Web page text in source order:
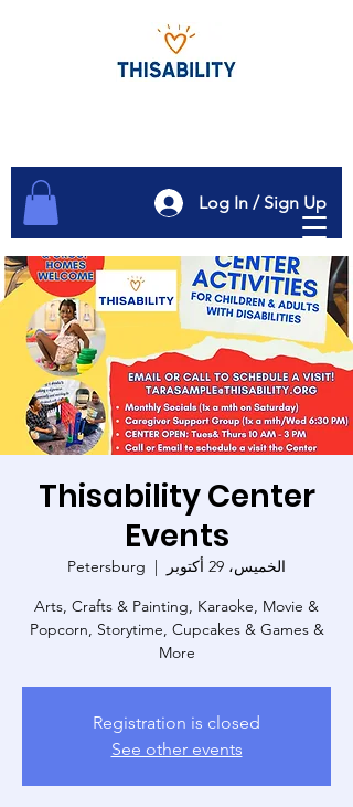
Log In / Sign Up
Thisability Center
Events
الخميس، 29 أكتوبر
  |
Petersburg
Arts, Crafts & Painting, Karaoke, Movie &
Popcorn, Storytime, Cupcakes & Games &
More
Registration is closed
See other events